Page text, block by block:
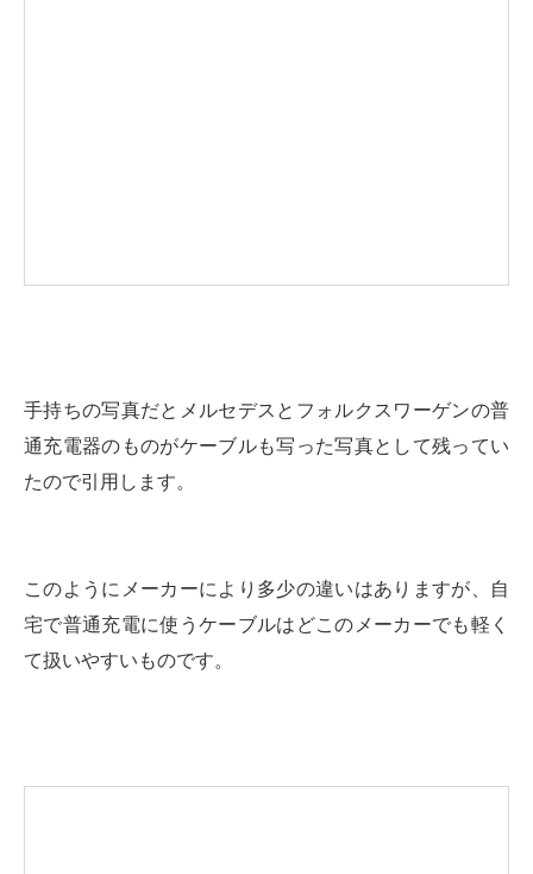
手持ちの写真だとメルセデスとフォルクスワーゲンの普
通充電器のものがケーブルも写った写真として残ってい
たので引用します。
このようにメーカーにより多少の違いはありますが、自
宅で普通充電に使うケーブルはどこのメーカーでも軽く
て扱いやすいものです。